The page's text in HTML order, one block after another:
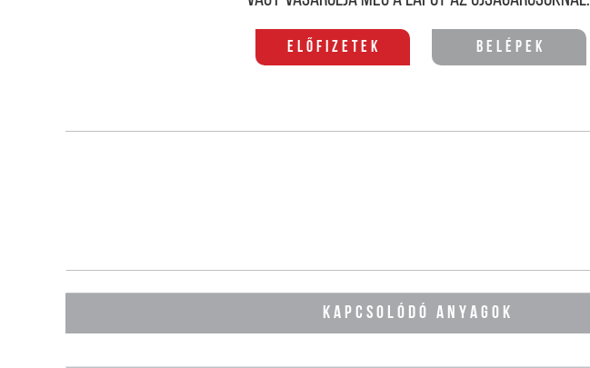
Előfizetek Belépek
KAPCSOLÓDÓ ANYAGOK